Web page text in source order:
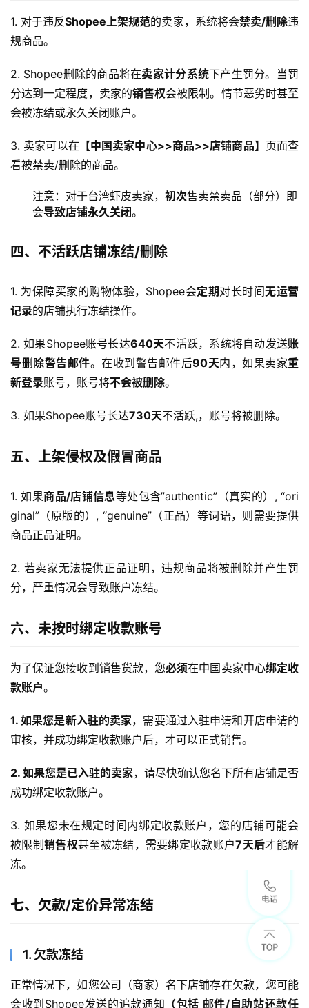
1. 对于违反Shopee上架规范的卖家，系统将会禁卖/删除违
规商品。
2. Shopee删除的商品将在卖家计分系统下产生罚分。当罚
分达到一定程度，卖家的销售权会被限制。情节恶劣时甚至
会被冻结或永久关闭账户。
3. 卖家可以在 【中国卖家中心>>商品>>店铺商品】 页面查
看被禁卖/删除的商品。
注意：对于台湾虾皮卖家， 初次售卖禁卖品（部分）即
会导致店铺永久关闭。
四、不活跃店铺冻结/删除
1. 为保障买家的购物体验，Shopee会定期对长时间无运营
记录的店铺执行冻结操作。
2. 如果Shopee账号长达640天不活跃，系统将自动发送账
号删除警告邮件。在收到警告邮件后90天内，如果卖家重
新登录账号，账号将不会被删除。
3. 如果Shopee账号长达730天不活跃,，账号将被删除。
五、上架侵权及假冒商品
1. 如果商品/店铺信息等处包含”authentic”（真实的）, “ori
ginal”（原版的）, “genuine”（正品）等词语，则需要提供
商品正品证明。
2. 若卖家无法提供正品证明，违规商品将被删除并产生罚
分，严重情况会导致账户冻结。
六、未按时绑定收款账号
为了保证您接收到销售货款，您必须在中国卖家中心绑定收
款账户。
1. 如果您是新入驻的卖家，需要通过入驻申请和开店申请的
审核，并成功绑定收款账户后，才可以正式销售。
2. 如果您是已入驻的卖家，请尽快确认您名下所有店铺是否
成功绑定收款账户。
3. 如果您未在规定时间内绑定收款账户，您的店铺可能会
被限制 销售权甚至被冻结，需要绑定收款账户7天后才能解
冻。
七、欠款/定价异常冻结
1. 欠款冻结
正常情况下，如您公司（商家）名下店铺存在欠款，您可能
会收到Shopee发送的追款通知 （包括 邮件/自助站还款任